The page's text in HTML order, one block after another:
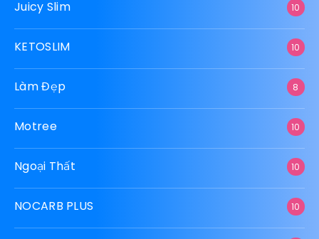
Du Lịch 47
Giải Trí 1.161
Giảm cân 112
Giáo Dục 12
GOGA 10
JELLY SLIM 10